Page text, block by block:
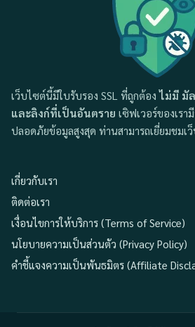
เว็บไซต์นี้มีใบรับรอง SSL ที่ถูกต้องไม่มี มั
และลิงก์ที่เป็นอันตราย เซิฟเวอร์ของเร
ปลอดภัยข้อมูลสูงสุด ท่านสามารถเยี่ยมชมเ
เกี่ยวกับเรา
ติดต่อเรา
เงื่อนไขการให้บริการ (Terms of Service)
นโยบายความเป็นส่วนตัว (Privacy Policy)
คำชี้แจงความเป็นพันธมิตร (Affiliate